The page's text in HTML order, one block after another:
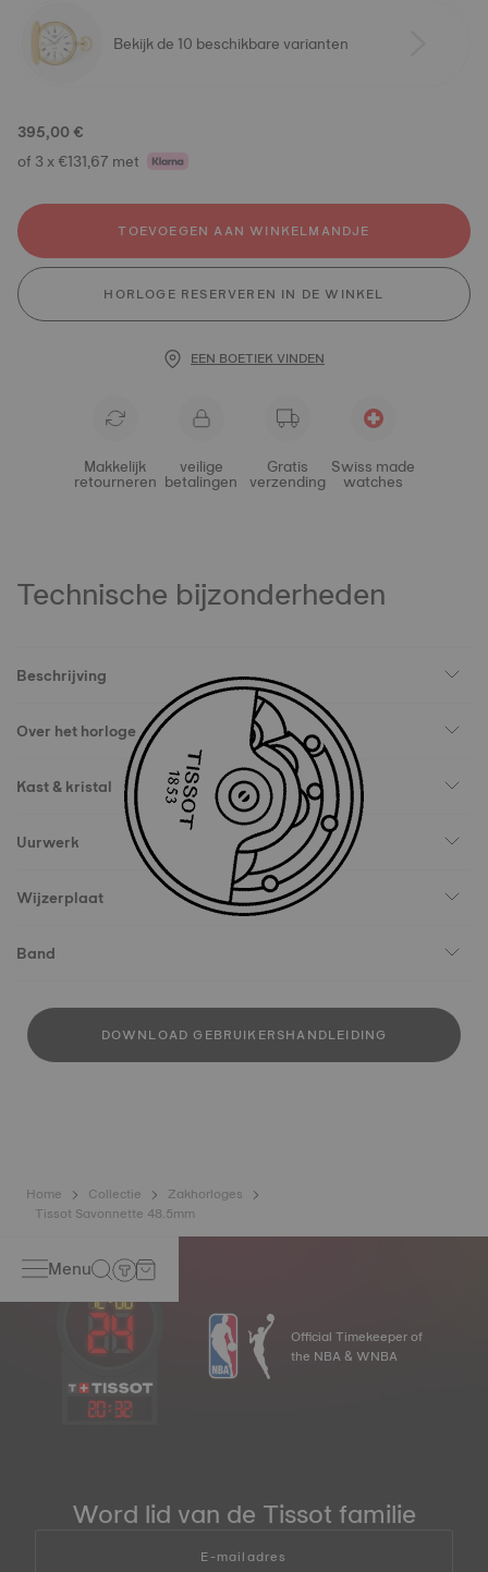
Bekijk de 10 beschikbare varianten
395,00 €
of 3 x €131,67 met
TOEVOEGEN AAN WINKELMANDJE
HORLOGE RESERVEREN IN DE WINKEL
EEN BOETIEK VINDEN
Makkelijk
retourneren
veilige
betalingen
Gratis
verzending
Swiss made
watches
Technische bijzonderheden
Beschrijving
Over het horloge
Kast & kristal
Uurwerk
Wijzerplaat
Band
DOWNLOAD GEBRUIKERSHANDLEIDING
Home Collectie
Zakhorloges
Tissot Savonnette 48.5mm
Menu
20: 32
Official Timekeeper of
the NBA & WNBA
Word lid van de Tissot familie
E-mailadres